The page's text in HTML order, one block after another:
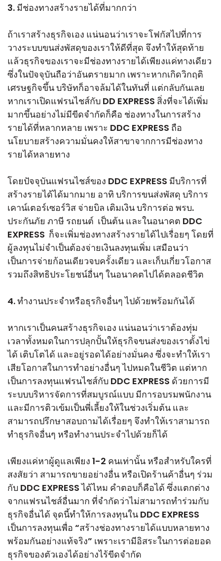
3. มีช่องทางสร้างรายได้ที่มากกว่า
ถ้าเราสร้างธุรกิจเอง แน่นอนว่าเราจะโฟกัสไปที่การ
วางระบบขนส่งพัสดุของเราให้ดีที่สุด จึงทำให้สุดท้าย
แล้วธุรกิจของเราจะมีช่องทางรายได้เพียงแค่ทางเดียว
ซึ่งในปัจจุบันถือว่าอันตรายมาก เพราะหากเกิดวิกฤติ
เศรษฐกิจขึ้น บริษัทก็อาจล้มได้ในทันที่ แต่กลับกันเลย
หากเราเปิดแฟรนไชส์กับ DD EXPRESS สิ่งที่จะได้เพิ่ม
มากขึ้นอย่างไม่มีขีดจำกัดก็คือ ช่องทางในการสร้าง
รายได้ที่หลากหลาย เพราะ DDC EXPRESS ถือ
นโยบายสร้างความมั่นคงให้สาขาจากการมีช่องทาง
รายได้หลายทาง
โดยปัจจุบันแฟรนไชส์ของ DDC EXPRESS มีบริการที่
สร้างรายได้ได้มากมาย อาทิ บริการขนส่งพัสดุ บริการ
เคาน์เตอร์เซอร์วิส จ่ายบิล เติมเงิน บริการต่อ พรบ.
ประกันภัย ภาษี รถยนต์ เป็นต้น และในอนาคต DDC
EXPRESS ก็จะเพิ่มช่องทางสร้างรายได้ไปเรื่อยๆ โดยที่
ผู้ลงทุนไม่จำเป็นต้องจ่ายเงินลงทุนเพิ่ม เสมือนว่า
เป็นการจ่ายก้อนเดียวจบครั้งเดียว และเก็บเกี่ยวโอกาส
รวมถึงสิทธิประโยชน์อื่นๆ ในอนาคตไปได้ตลอดชีวิต
4. ทำงานประจำหรือธุรกิจอื่นๆ ไปด้วยพร้อมกันได้
หากเราเป็นคนสร้างธุรกิจเอง แน่นอนว่าเราต้องทุ่ม
เวลาทั้งหมดในการปลุกปั้นให้ธุรกิจขนส่งของเราตั้งไข่
ได้ เติบโตได้ และอยู่รอดได้อย่างมั่นคง ซึ่งจะทำให้เรา
เสียโอกาสในการทำอย่างอื่นๆ ไปหมดในชีวิต แต่หาก
เป็นการลงทุนแฟรนไชส์กับ DDC EXPRESS ด้วยการมี
ระบบบริหารจัดการที่สมบูรณ์แบบ มีการอบรมพนักงาน
และมีการติวเข้มเป็นพี่เลี้ยงให้ในช่วงเริ่มต้น และ
สามารถปรึกษาสอบถามได้เรื่อยๆ จึงทำให้เราสามารถ
ทำธุรกิจอื่นๆ หรือทำงานประจำไปด้วยก็ได้
เพียงแค่หาผู้ดูแลเพียง 1-2 คนเท่านั้น หรือสำหรับใครที่
สงสัยว่า สามารถขายอย่างอื่น หรือเปิดร้านค้าอื่นๆ ร่วม
กับ DDC EXPRESS ได้ไหม คำตอบก็คือได้ ซึ่งแตกต่าง
จากแฟรนไชส์อื่นมาก ที่จำกัดว่าไม่สามารถทำร่วมกับ
ธุรกิจอื่นได้ จุดนี้ทำให้การลงทุนใน DDC EXPRESS
เป็นการลงทุนเพื่อ “สร้างช่องทางรายได้แบบหลายทาง
พร้อมกันอย่างแท้จริง” เพราะเรามีอิสระในการต่อยอด
ธุรกิจของตัวเองได้อย่างไร้ขีดจำกัด